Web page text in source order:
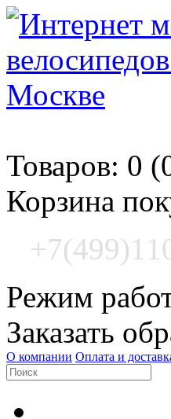
Товаров: 0
Корзина
Режим
Заказать
О компании Оплата и